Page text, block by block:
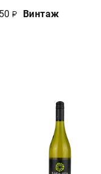
Винтаж